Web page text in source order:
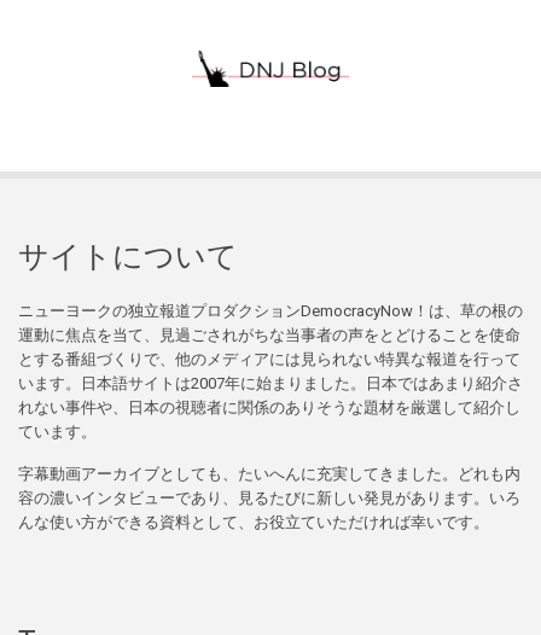
サイトについて
ニューヨークの独立報道プロダクションDemocracyNow！は、草の根の
運動に焦点を当て、見過ごされがちな当事者の声をとどけることを使命
とする番組づくりで、他のメディアには見られない特異な報道を行って
います。日本語サイトは2007年に始まりました。日本ではあまり紹介さ
れない事件や、日本の視聴者に関係のありそうな題材を厳選して紹介し
ています。
字幕動画アーカイブとしても、たいへんに充実してきました。どれも内
容の濃いインタビューであり、見るたびに新しい発見があります。いろ
んな使い方ができる資料として、お役立ていただければ幸いです。